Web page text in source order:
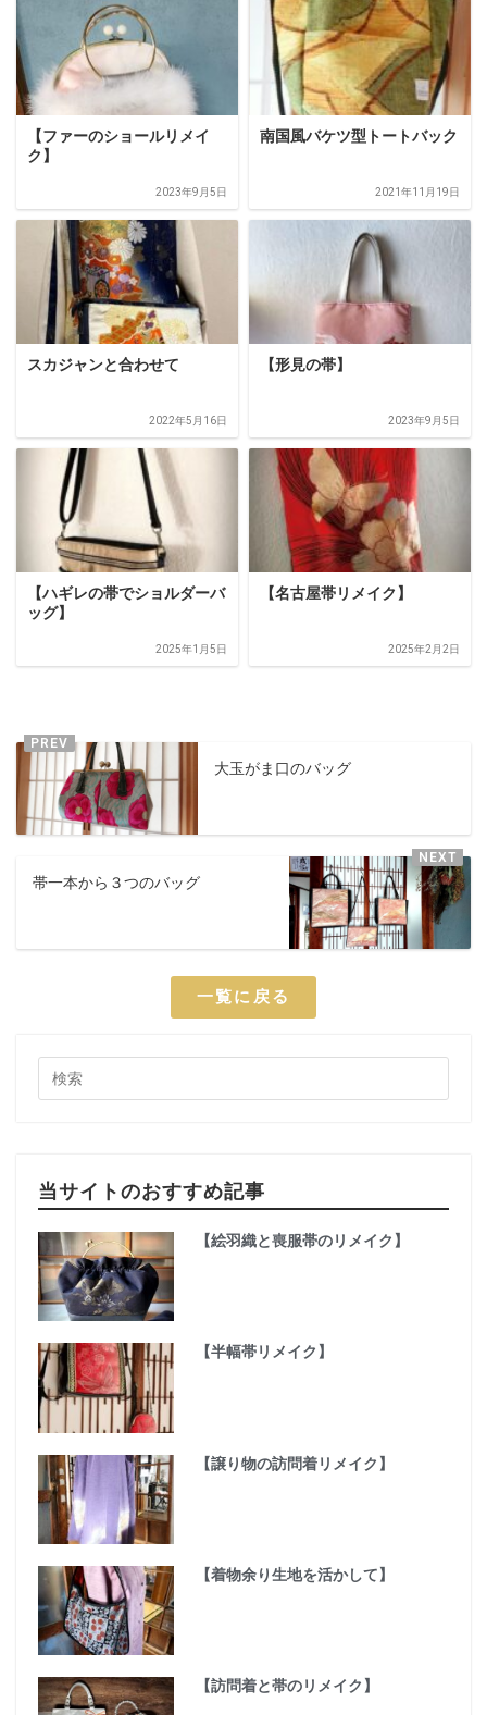
【ファーのショールリメイ
ク】
2023年9月5日
南国風バケツ型トートバック
2021年11月19日
スカジャンと合わせて
2022年5月16日
【形見の帯】
2023年9月5日
【ハギレの帯でショルダーバ
ッグ】
2025年1月5日
【名古屋帯リメイク】
2025年2月2日
大玉がま口のバッグ
帯一本から３つのバッグ
一覧に戻る
当サイトのおすすめ記事
【絵羽織と喪服帯のリメイク】
【半幅帯リメイク】
【譲り物の訪問着リメイク】
【着物余り生地を活かして】
【訪問着と帯のリメイク】